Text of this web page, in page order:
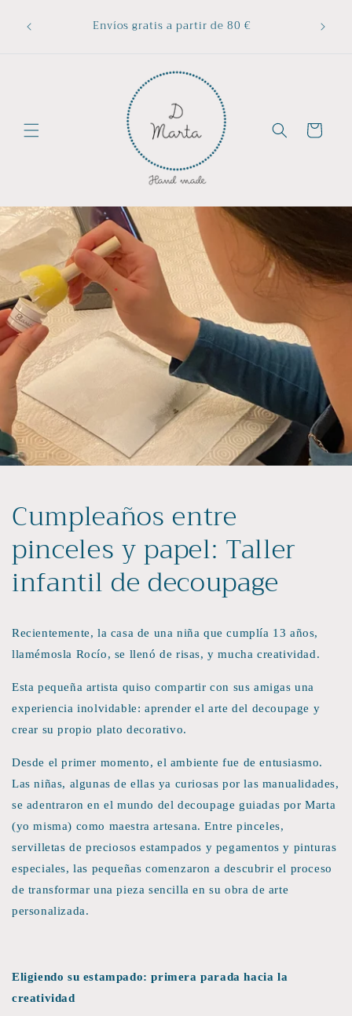
al contenido
Envíos gratis a partir de 80 €
Carrito
Cumpleaños entre
pinceles y papel: Taller
infantil de decoupage
Recientemente, la casa de una niña que cumplía 13 años,
llamémosla Rocío, se llenó de risas, y mucha creatividad.
Esta pequeña artista quiso compartir con sus amigas una
experiencia inolvidable: aprender el arte del decoupage y
crear su propio plato decorativo.
Desde el primer momento, el ambiente fue de entusiasmo.
Las niñas, algunas de ellas ya curiosas por las manualidades,
se adentraron en el mundo del decoupage guiadas por Marta
(yo misma) como maestra artesana. Entre pinceles,
servilletas de preciosos estampados y pegamentos y pinturas
especiales, las pequeñas comenzaron a descubrir el proceso
de transformar una pieza sencilla en su obra de arte
personalizada.
Eligiendo su estampado: primera parada hacia la
creatividad